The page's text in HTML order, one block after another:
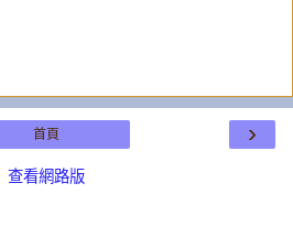
›
首頁
查看網路版